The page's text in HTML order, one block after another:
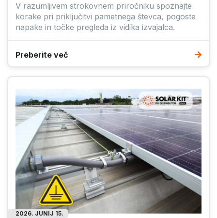
V razumljivem strokovnem priročniku spoznajte
korake pri priključitvi pametnega števca, pogoste
napake in točke pregleda iz vidika izvajalca.
Preberite več
2026. JUNIJ 15.